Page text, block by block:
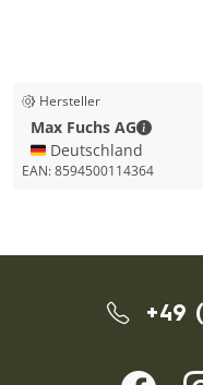
Hersteller
Max Fuchs AG
Max
🇩🇪 Deutschland
EAN:8594500114364
+49